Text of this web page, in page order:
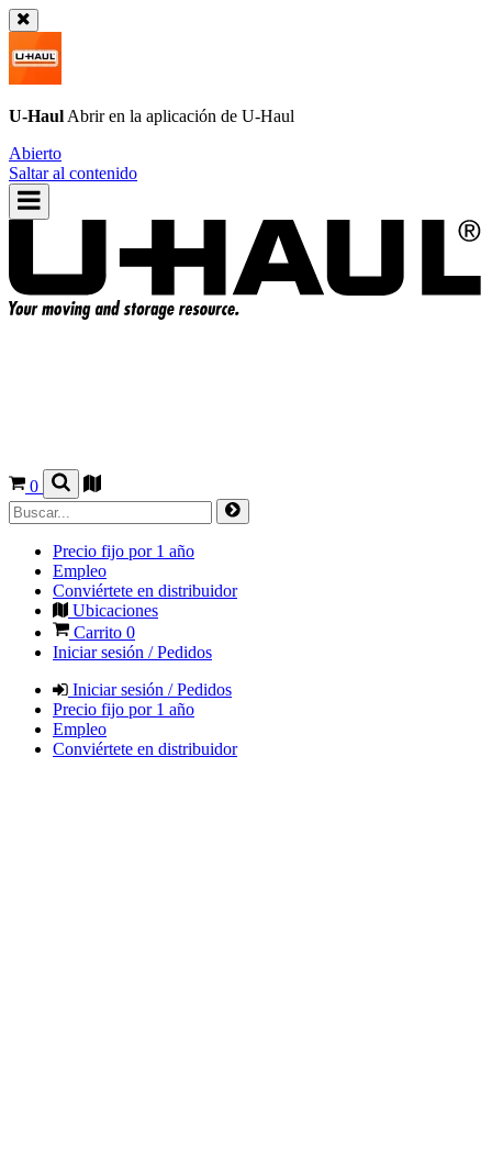
U-Haul Abrir en la aplicación de U-Haul
Abierto
Saltar al contenido
0
Precio fijo por 1 año
Empleo
Conviértete en distribuidor
Ubicaciones
Carrito 0
Iniciar sesión / Pedidos
Iniciar sesión / Pedidos
Precio fijo por 1 año
Empleo
Conviértete en distribuidor